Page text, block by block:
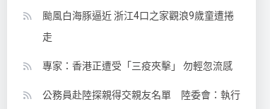
颱風白海豚逼近 浙江4口之家觀浪9歲童遭捲
走
專家：香港正遭受「三疫夾擊」 勿輕忽流感
公務員赴陸探親得交親友名單 陸委會：執行